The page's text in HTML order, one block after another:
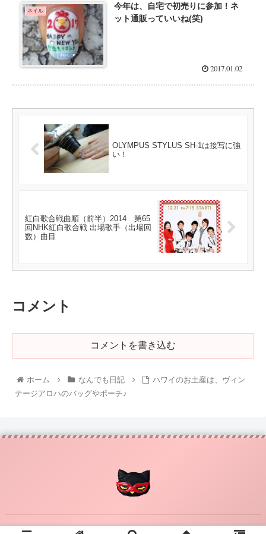
ネイル
今年は、自宅で初売りに参加！ネ
ット通販っていいね(笑)
2017.01.02
OLYMPUS STYLUS SH-1は接写に強
い！
紅白歌合戦曲順（前半）2014 第65
回NHK紅白歌合戦 出場歌手（出場回
数）曲目
コメント
コメントを書き込む
ホーム なんでも日記
ハワイのお土産は、ヴィン
テージアロハのバッグやポーチ♪